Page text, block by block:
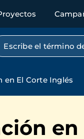
Búsqueda por
en El Corte Inglés